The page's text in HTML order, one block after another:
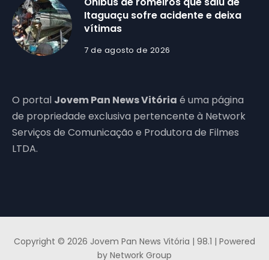
Itaguaçu sofre acidente e deixa
vítimas
7 de agosto de 2026
O portal Jovem Pan News Vitória é uma página
de propriedade exclusiva pertencente à Network
Serviços de Comunicação e Produtora de Filmes
LTDA.
Copyright © 2026 Jovem Pan News Vitória | 98.1 | Powered
by Network Group